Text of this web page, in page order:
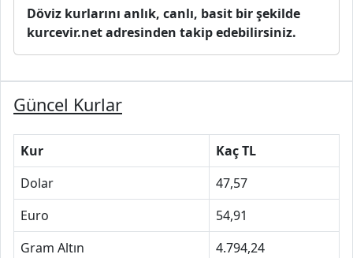
Döviz kurlarını anlık, canlı, basit bir şekilde
kurcevir.net adresinden takip edebilirsiniz.
Güncel Kurlar
Kur
Kaç TL
Dolar
47,57
Euro
54,91
Gram Altın
4.794,24